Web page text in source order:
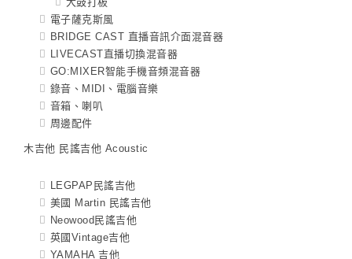
電子薩克斯風
BRIDGE CAST 直播音訊介面混音器
LIVECAST直播切換混音器
GO:MIXER智能手機音頻混音器
錄音、MIDI、電腦音樂
音箱、喇叭
周邊配件
木吉他 民謠吉他 Acoustic
LEGPAP民謠吉他
美國 Martin 民謠吉他
Neowood民謠吉他
英國Vintage吉他
YAMAHA 吉他